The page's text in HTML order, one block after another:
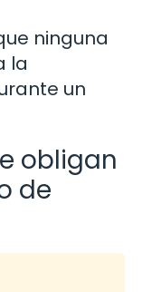
ninguna
la
un
obligan
de